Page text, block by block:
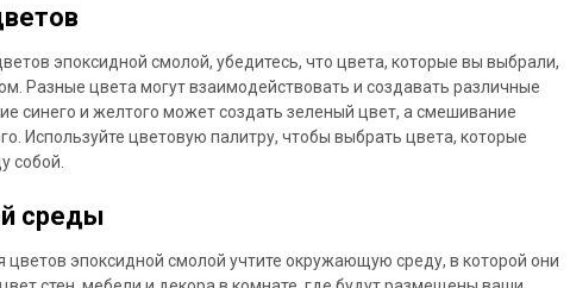
эпоксидной смолой, убедитесь, что цвета, которые вы выбрали,
Разные цвета могут взаимодействовать и создавать различные
синего и желтого может создать зеленый цвет, а смешивание
Используйте цветовую палитру, чтобы выбрать цвета, которые
собой.
среды
цветов эпоксидной смолой учтите окружающую среду, в которой они